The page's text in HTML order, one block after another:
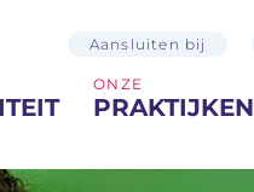
ONZE
PRAKTIJKEN
Aansluiten bij